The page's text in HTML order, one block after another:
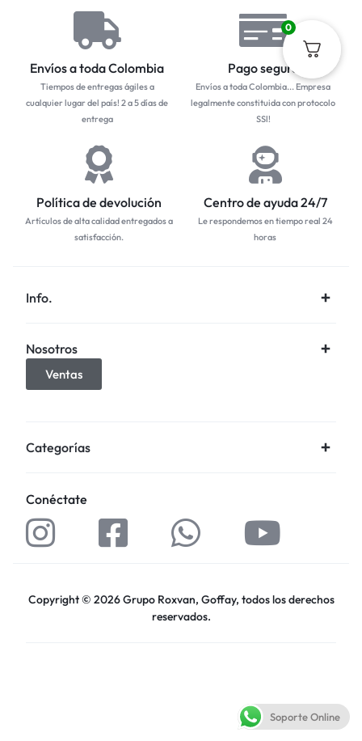
Envíos a toda Colombia
Tiempos de entregas ágiles a
cualquier lugar del país! 2 a 5 días de
entrega
Pago seguro
Envíos a toda Colombia... Empresa
legalmente constituida con protocolo
SSl!
Política de devolución
Artículos de alta calidad entregados a
satisfacción.
Centro de ayuda 24/7
Le respondemos en tiempo real 24
horas
Info.
Nosotros
Ventas
Categorías
Conéctate
Copyright © 2026 Grupo Roxvan, Goffay, todos los derechos
reservados.
Soporte Online
0